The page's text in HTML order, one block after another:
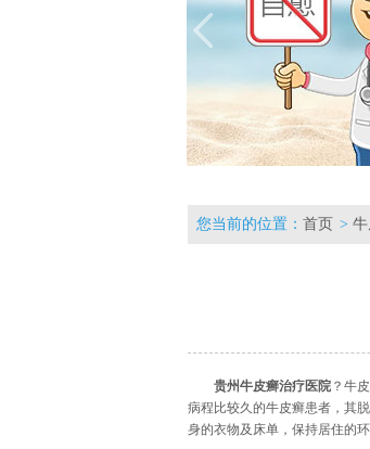
您当前的位置： 首页 >
贵州牛皮癣治疗医院 ？ 牛
病程比较久的牛皮癣患者，其
身的衣物及床单，保持居住的